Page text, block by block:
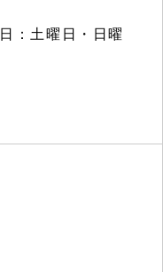
：土曜日・日曜